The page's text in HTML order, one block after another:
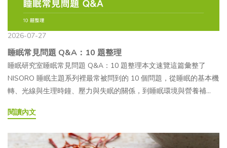
一，含有 PDRN 成分的部分注射型療程，相關話題也透過韓國美妝
內容、社群影音及海外醫美旅遊等管道，逐漸受到亞洲消費者關
注，近年臺灣消費者對「PDRN 是什麼」的搜尋與討論也逐漸增
外」保養概念的消費者逐漸增加，選購產品時除了在意使用感受，
也更重視成分標示是否清楚，以及是否具有相關研究資料。PDRN
因曾被應用於再生醫學相關研究，因此符合部分消費者對成分透明
度與研究依據的期待。— 👉醫美概念逐漸延伸至居家保養疫情後，
消費者更加重視日常居家保養，也帶動原本常見於診所或專業療程
中的成分概念，逐漸延伸至保養品與口服保健食品市場。在這股趨
勢下，具有再生醫學研究背景的 PDRN，也逐漸成為受到關注的成
取自鮭魚 DNA●俗稱：嬰兒針、鮭魚針●給藥方式：醫師執行皮下
或真皮層注射，屬醫療行為●主要系列：Healer（全臉）、
Tone（亮膚）、Eye（眼周）、S（疤痕） 麗珠蘭爆紅原因有哪些？
4大優勢看這邊！麗珠蘭從韓國受到關注後，透過社群分享與醫美話
題逐漸進入臺灣市場。除了韓流與名人效應外，其成分來源、療程
訴求及市場討論度，也讓麗珠蘭成為近年常被搜尋的醫美項目之
一。其受到關注的特色可整理為以下 4 點：— 1. 成分研究有基礎目
性，以及在皮膚與組織相關領域的應用可能性。不過，目前研究的
由醫師依個人狀況評估，不能僅依網路資訊判斷。— 2. 生物相容性
白與一般膠原蛋白的差異，並整理補充方式、適合族群與常見疑
問，幫助你看懂產品標示，選得更安心！ 膠原蛋白胜肽是什麼？跟
一般膠原蛋白差異在哪？所謂的「膠原蛋白胜肽（Collagen
Peptides，又稱水解膠原蛋白）」，就是指膠原蛋白經特定蛋白酶
水解後，形成的短鏈胺基酸序列。這些短鏈序列通常由 2 至數十個
胺基酸組成，分子量多介於 500～5,000 道爾頓（Dalton）之間，遠
低於未經水解、分子量可達數十萬道爾頓的膠原蛋白。— 膠原蛋白
的三股螺旋大分子蛋白質，分子量較大，進入消化道後，需先經胃
拆解成胺基酸或較短的胜肽。相較之下，膠原蛋白胜肽已預先水解
2026-07-27
睡眠常見問題 Q&A：10 題整理
睡眠研究室睡眠常見問題 Q&A：10 題整理本文速覽這篇彙整了
NISORO 睡眠主題系列裡最常被問到的 10 個問題，從睡眠的基本機
轉、光線與生理時鐘、壓力與失眠的關係，到睡眠環境與營養補
回頭閱讀系列裡對應的完整文章。以下依照系列文章的順序整理，
嗎？睡眠不是效率可以被優化的資產，而是身體真正在工作的時
閱讀內文